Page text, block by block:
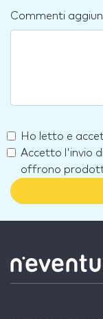
Commenti
Ho letto e
Accetto l'invio
offrono